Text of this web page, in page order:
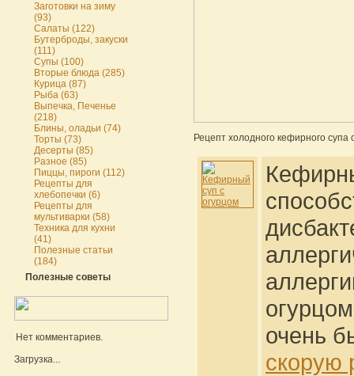
Заготовки на зиму
(93)
Салаты (122)
Бутерброды, закуски
(111)
Супы (100)
Вторые блюда (285)
Курица (87)
Рыба (63)
Выпечка, Печенье
(218)
Блины, оладьи (74)
Торты (73)
Десерты (85)
Разное (85)
Пиццы, пироги (112)
Рецепты для
хлебопечки (6)
Рецепты для
мультиварки (58)
Техника для кухни
(41)
Полезные статьи
(184)
Полезные советы
Нет комментариев.
Загрузка...
Рецепт холодного кефирного
очень
скорую